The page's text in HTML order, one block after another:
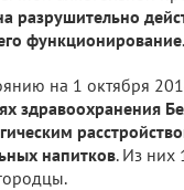
функционирование.
на 1 октября
здравоохранения
напитков. Из них